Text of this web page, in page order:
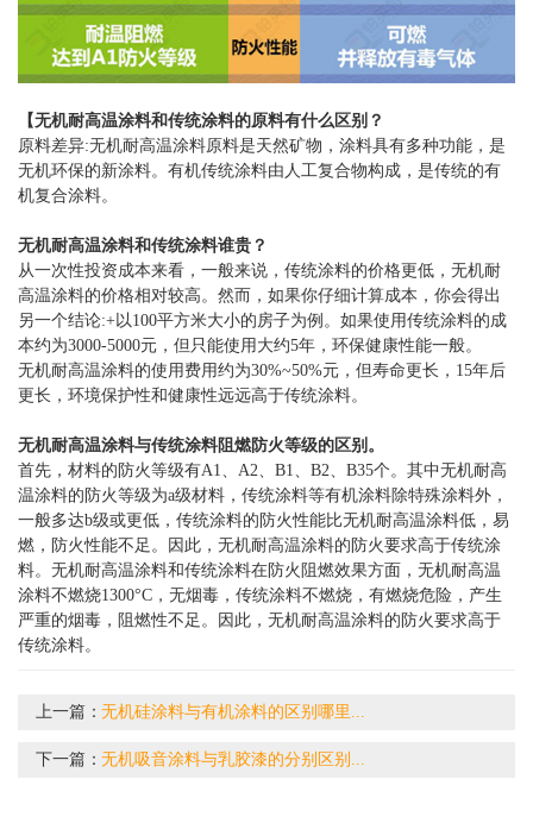
【无机耐高温涂料和传统涂料的原料有什么区别？
原料差异:无机耐高温涂料原料是天然矿物，涂料具有多种功能，是
无机环保的新涂料。有机传统涂料由人工复合物构成，是传统的有
机复合涂料。
无机耐高温涂料和传统涂料谁贵？
从一次性投资成本来看，一般来说， 传统涂料的价格更低， 无机耐
高温涂料的价格相对较高。然而，如果你仔细计算成本，你会得出
另一个结论:+以100平方米大小的房子为例。如果使用传统涂料的成
本约为3000-5000元，但只能使用大约5年，环保健康性能一般。
无机耐高温涂料的使用费用约为30%~50%元，但寿命更长，15年后
更长，环境保护性和健康性远远高于传统涂料。
无机耐高温涂料与传统涂料阻燃防火等级的区别。
首先，材料的防火等级有A1、A2、B1、B2、B35个。其中无机耐高
温涂料的防火等级为a级材料， 传统涂料等有机涂料除特殊涂料外，
一般多达b级或更低， 传统涂料的防火性能比无机耐高温涂料低，易
燃，防火性能不足。因此， 无机耐高温涂料的防火要求高于传统涂
料。 无机耐高温涂料和传统涂料在防火阻燃效果方面， 无机耐高温
涂料不燃烧1300°C，无烟毒， 传统涂料不燃烧，有燃烧危险，产生
严重的烟毒，阻燃性不足。因此， 无机耐高温涂料的防火要求高于
传统涂料。
上一篇：无机硅涂料与有机涂料的区别哪里...
下一篇：无机吸音涂料与乳胶漆的分别区别...